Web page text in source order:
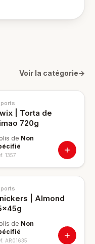
Voir la catégorie→
| Torta de
720g
de Non
1357
| Almond
de Non
AR01635